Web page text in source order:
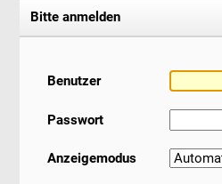
Bitte anmelden
Benutzer
Passwort
Anzeigemodus